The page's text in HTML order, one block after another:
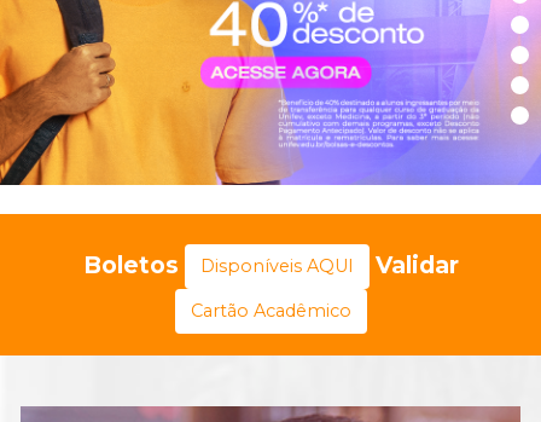
Boletos Disponíveis AQUI Validar
Cartão Acadêmico